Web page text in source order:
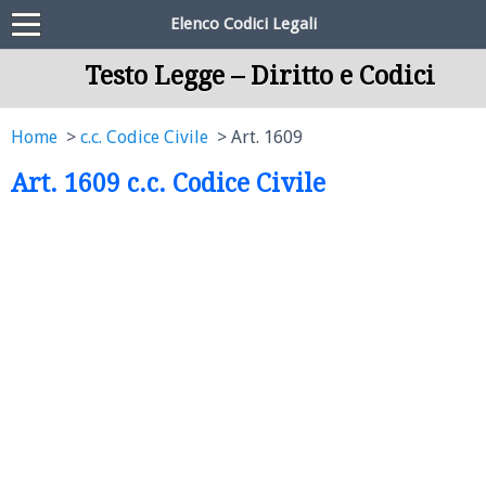
Elenco Codici Legali
Testo Legge – Diritto e Codici
Home c.c. Codice Civile Art. 1609
Art. 1609 c.c. Codice Civile